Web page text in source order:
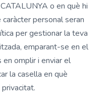
o en què hi
personal seran
per gestionar la teva
emparant-se en el
omplir i enviar el
la casella en què